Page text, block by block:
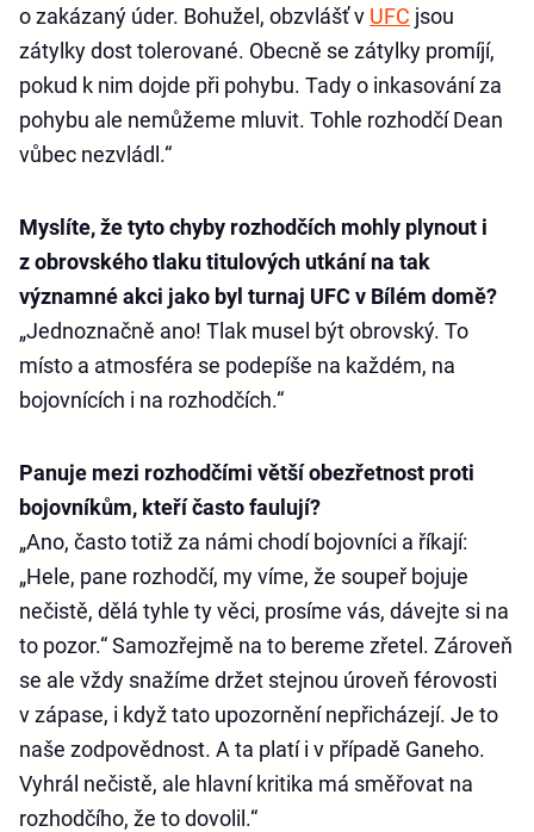
o zakázaný úder. Bohužel, obzvlášť v UFC jsou
zátylky dost tolerované. Obecně se zátylky promíjí,
pokud k nim dojde při pohybu. Tady o inkasování za
pohybu ale nemůžeme mluvit. Tohle rozhodčí Dean
vůbec nezvládl.“
Myslíte, že tyto chyby rozhodčích mohly plynout i
z obrovského tlaku titulových utkání na tak
významné akci jako byl turnaj UFC v Bílém domě?
„Jednoznačně ano! Tlak musel být obrovský. To
místo a atmosféra se podepíše na každém, na
bojovnících i na rozhodčích.“
Panuje mezi rozhodčími větší obezřetnost proti
bojovníkům, kteří často faulují?
„Ano, často totiž za námi chodí bojovníci a říkají:
„Hele, pane rozhodčí, my víme, že soupeř bojuje
nečistě, dělá tyhle ty věci, prosíme vás, dávejte si na
to pozor.“ Samozřejmě na to bereme zřetel. Zároveň
se ale vždy snažíme držet stejnou úroveň férovosti
v zápase, i když tato upozornění nepřicházejí. Je to
naše zodpovědnost. A ta platí i v případě Ganeho.
Vyhrál nečistě, ale hlavní kritika má směřovat na
rozhodčího, že to dovolil.“